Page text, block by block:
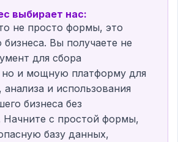
выбирает нас:
не просто формы, это
Вы получаете не
для сбора
и мощную платформу для
анализа и использования
бизнеса без
Начните с простой формы,
базу данных,